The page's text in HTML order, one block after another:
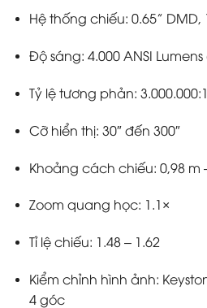
Hệ thống chiếu: 0.65”
Độ sáng: 4.000 ANSI
Tỷ lệ tương phản: 3.000.000:1
Cỡ hiển thị: 30″ đến 300″
Khoảng cách chiếu: 0,98 m
Zoom quang học: 1.1×
Tỉ lệ chiếu: 1.48 – 1.62
Kiểm chỉnh hình ảnh:
4 góc